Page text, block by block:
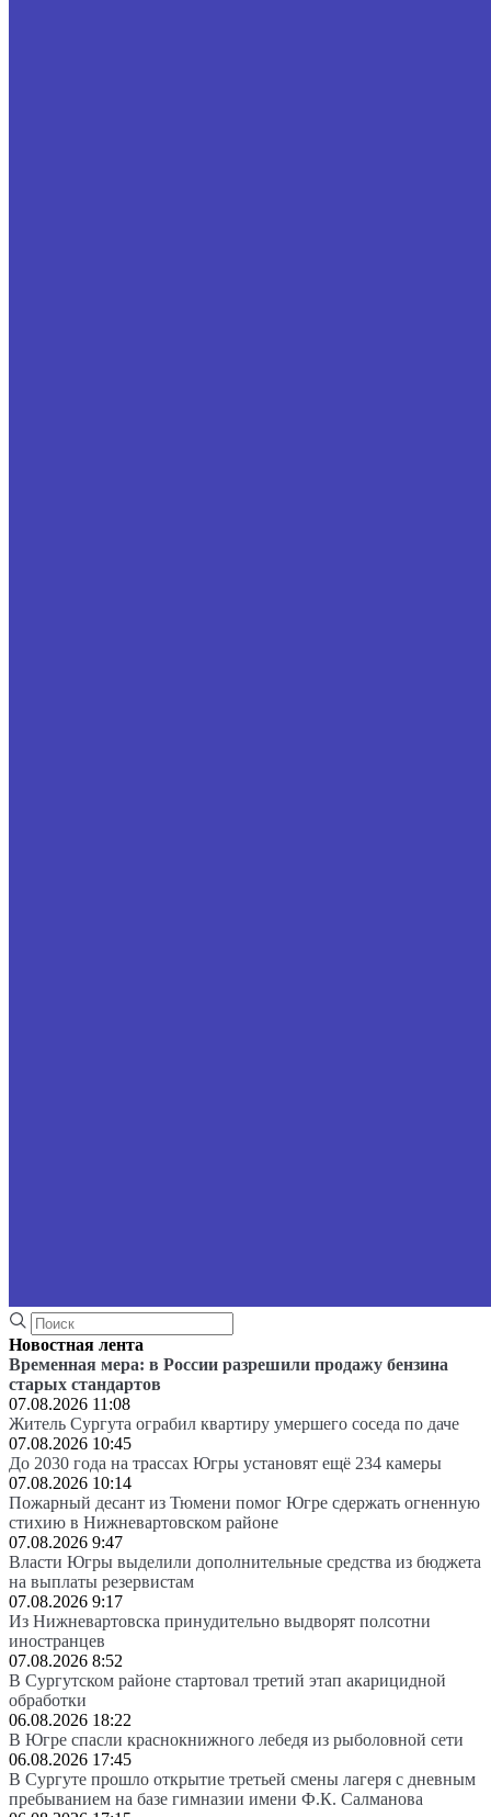
Новостная лента
Временная мера: в России разрешили продажу бензина
старых стандартов
07.08.2026 11:08
Житель Сургута ограбил квартиру умершего соседа по даче
07.08.2026 10:45
До 2030 года на трассах Югры установят ещё 234 камеры
07.08.2026 10:14
Пожарный десант из Тюмени помог Югре сдержать огненную
стихию в Нижневартовском районе
07.08.2026 9:47
Власти Югры выделили дополнительные средства из бюджета
на выплаты резервистам
07.08.2026 9:17
Из Нижневартовска принудительно выдворят полсотни
иностранцев
07.08.2026 8:52
В Сургутском районе стартовал третий этап акарицидной
обработки
06.08.2026 18:22
В Югре спасли краснокнижного лебедя из рыболовной сети
06.08.2026 17:45
В Сургуте прошло открытие третьей смены лагеря с дневным
пребыванием на базе гимназии имени Ф.К. Салманова